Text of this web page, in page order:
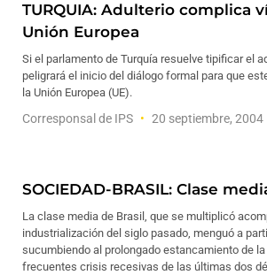
TURQUIA: Adulterio complica
Unión Europea
Si el parlamento de Turquía resuelve tipificar el
peligrará el inicio del diálogo formal para que
la Unión Europea (UE).
Corresponsal de IPS 20 septiembre, 2004
SOCIEDAD-BRASIL: Clase
La clase media de Brasil, que se multiplicó
industrialización del siglo pasado, menguó a
sucumbiendo al prolongado estancamiento de
frecuentes crisis recesivas de las últimas dos